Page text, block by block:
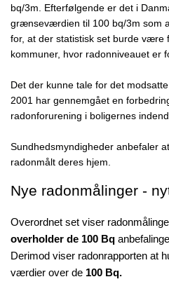
TESTDINBOLIG'S
bq/3m. Efterfølgende er det i
grænseværdien til 100 bq/3m som
for, at der statistisk set burde være
kommuner, hvor radonniveauet er
Det der kunne tale for det
2001 har gennemgået en
radonforurening i boligernes
Sundhedsmyndigheder anbefaler
radonmålt deres hjem.
Nye radonmålinger -
Overordnet set viser
overholder de 100 Bq
Derimod viser radonrapporten at
værdier over de 100 Bq.